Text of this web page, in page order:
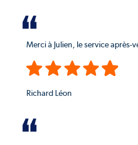
Merci à Julien, le service après-
Richard Léon